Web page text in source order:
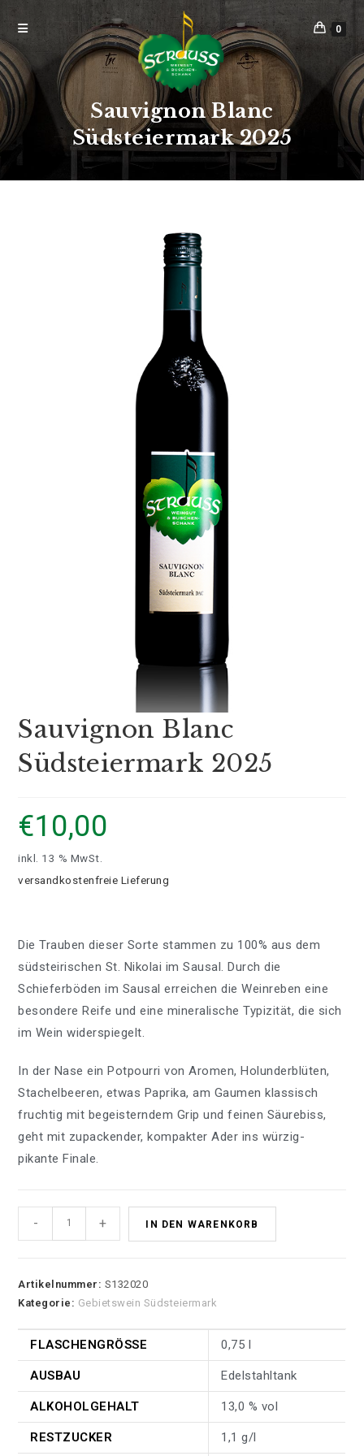
0
Sauvignon Blanc
Südsteiermark 2025
Sauvignon Blanc
Südsteiermark 2025
€10,00
inkl. 13 % MwSt.
versandkostenfreie Lieferung
Die Trauben dieser Sorte stammen zu 100% aus dem
südsteirischen St. Nikolai im Sausal. Durch die
Schieferböden im Sausal erreichen die Weinreben eine
besondere Reife und eine mineralische Typizität, die sich
im Wein widerspiegelt.
In der Nase ein Potpourri von Aromen, Holunderblüten,
Stachelbeeren, etwas Paprika, am Gaumen klassisch
fruchtig mit begeisterndem Grip und feinen Säurebiss,
geht mit zupackender, kompakter Ader ins würzig-
pikante Finale.
- + IN DEN WARENKORB
Artikelnummer: S132020
Kategorie: Gebietswein Südsteiermark
FLASCHENGRÖSSE 0,75 l
AUSBAU Edelstahltank
ALKOHOLGEHALT 13,0 % vol
RESTZUCKER 1,1 g/l